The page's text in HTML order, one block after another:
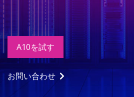
A10を試す
お問い合わせ